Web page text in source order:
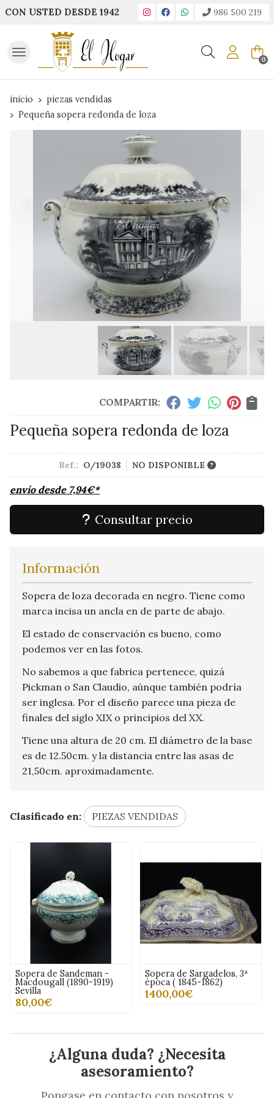
CON USTED DESDE 1942 986 500 219
Buscar 0
inicio
piezas vendidas
Pequeña sopera redonda de loza
COMPARTIR:
Pequeña sopera redonda de loza
Ref.: O/19038 NO DISPONIBLE
envío desde 7,94€*
Consultar precio
Información
Sopera de loza decorada en negro. Tiene como
marca incisa un ancla en de parte de abajo.
El estado de conservación es bueno, como
podemos ver en las fotos.
No sabemos a que fabrica pertenece, quizá
Pickman o San Claudio, aúnque también podría
ser inglesa. Por el diseño parece una pieza de
finales del siglo XIX o principios del XX.
Tiene una altura de 20 cm. El diámetro de la base
es de 12.50cm. y la distancia entre las asas de
21,50cm. aproximadamente.
Clasificado en: PIEZAS VENDIDAS
Sopera de Sandeman -
Macdougall (1890-1919)
Sevilla
80,00€
Sopera de Sargadelos, 3ª
época ( 1845-1862)
1400,00€
¿Alguna duda? ¿Necesita
asesoramiento?